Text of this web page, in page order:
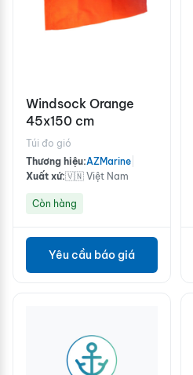
Windsock Orange
45x150 cm
Túi đo gió
Thương hiệu:AZMarine
Xuất xứ:🇻🇳 Việt Nam
Còn hàng
Yêu cầu báo giá